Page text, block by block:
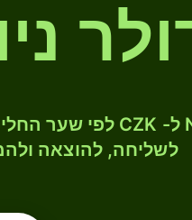
לשליחה, להוצאה